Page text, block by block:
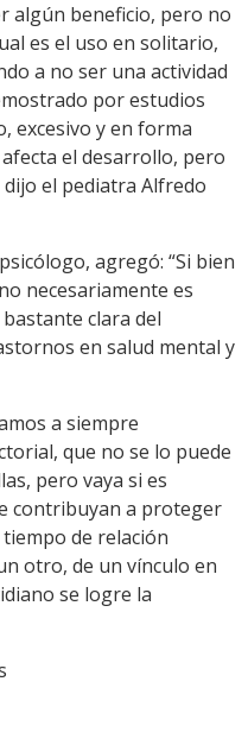
algún beneficio, pero no
es el uso en solitario,
a no ser una actividad
por estudios
excesivo y en forma
el desarrollo, pero
dijo el pediatra Alfredo
agregó: “Si bien
necesariamente es
clara del
en salud mental y
a siempre
que no se lo puede
pero vaya si es
contribuyan a proteger
de relación
otro, de un vínculo en
se logre la